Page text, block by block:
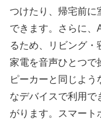
つけたり、帰宅前に
できます。さらに、
るため、リビング・
家電を音声ひとつで
ピーカーと同じよ
なデバイスで利用で
がります。スマート